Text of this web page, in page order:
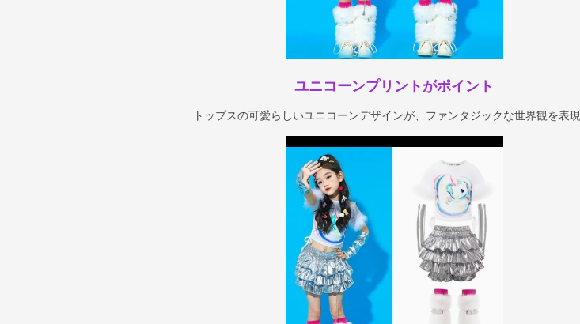
ユニコーンプリントがポイント
トップスの可愛らしいユニコーンデザインが、ファンタジックな世界観を表現